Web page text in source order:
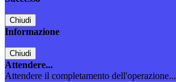
Chiudi
Informazione
Chiudi
Attendere...
Attendere il completamento dell'operazione...